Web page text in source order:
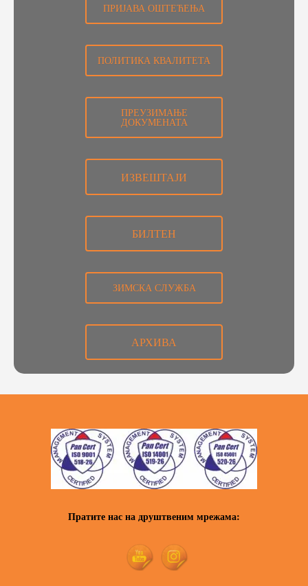
ПРИЈАВА ОШТЕЋЕЊА
ПОЛИТИКА КВАЛИТЕТА
ПРЕУЗИМАЊЕ
ДОКУМЕНАТА
ИЗВЕШТАЈИ
БИЛТЕН
ЗИМСКА СЛУЖБА
АРХИВА
Пратите нас на друштвеним мрежама: